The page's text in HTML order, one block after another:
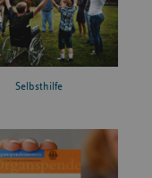
Selbsthilfe